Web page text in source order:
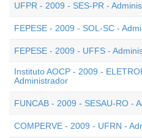
UFPR - 2009 - SES-PR -
FEPESE - 2009 - SOL-SC -
FEPESE - 2009 - UFFS -
Instituto AOCP - 2009 -
Administrador
FUNCAB - 2009 - SESAU-RO -
COMPERVE - 2009 - UFRN -